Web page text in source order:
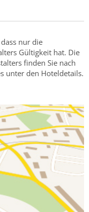
nur die
Gültigkeit hat. Die
finden Sie nach
unter den Hoteldetails.